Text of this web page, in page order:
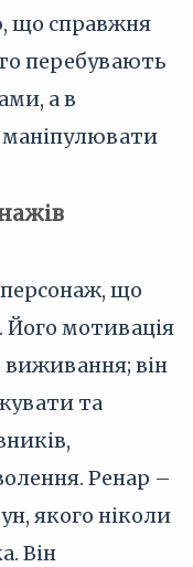
що справжня
перебувають
а в
маніпулювати
що
Його мотивація
виживання; він
та
Ренар –
якого ніколи
Він